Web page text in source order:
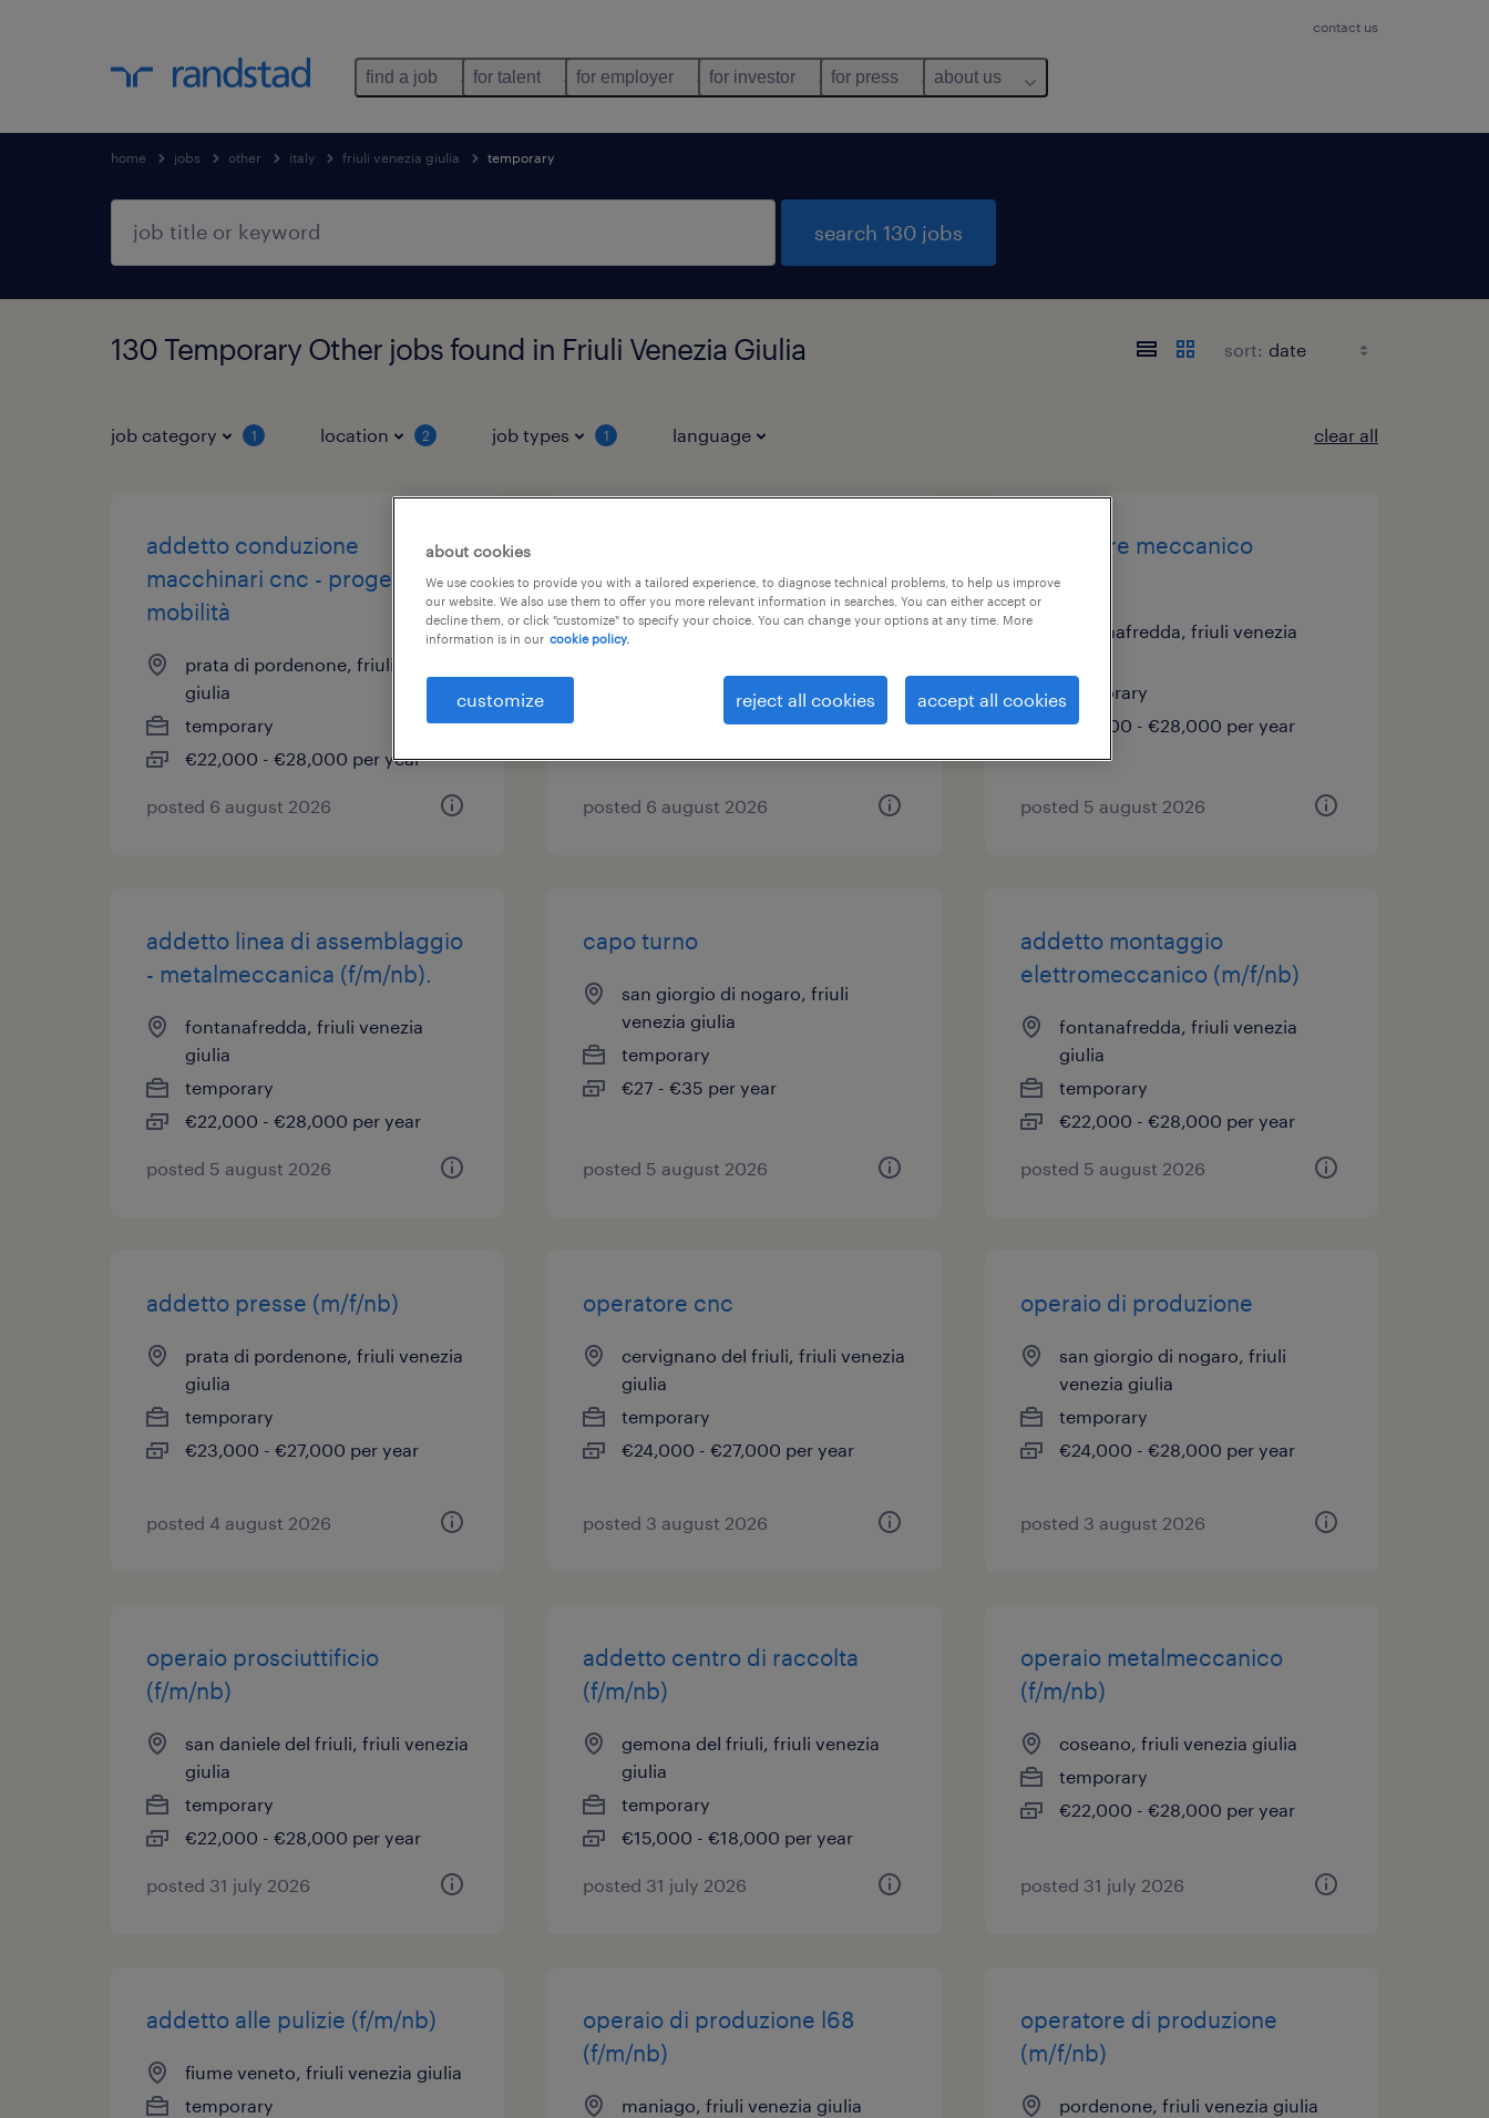
contact us
find a job for talent for employer for investor for press about us
home jobs other italy friuli venezia giulia temporary
search 130 jobs
130 Temporary Other jobs found in Friuli Venezia Giulia sort:
job category 1 location 2 job types 1 language clear all
addetto conduzione
macchinari cnc - progetto
mobilità
prata di pordenone, friuli venezia
giulia
temporary
€22,000 - €28,000 per year
posted 6 august 2026
confezionamento (f/m/nb)
san daniele del friuli, friuli venezia
€22,000 - €28,000 per year
posted 6 august 2026
montatore meccanico
(f/m/nb)
fontanafredda, friuli venezia
temporary
€22,000 - €28,000 per year
posted 5 august 2026
addetto linea di assemblaggio
- metalmeccanica (f/m/nb).
fontanafredda, friuli venezia
giulia
temporary
€22,000 - €28,000 per year
posted 5 august 2026
capo turno
san giorgio di nogaro, friuli
venezia giulia
temporary
€27 - €35 per year
posted 5 august 2026
addetto montaggio
elettromeccanico (m/f/nb)
fontanafredda, friuli venezia
giulia
temporary
€22,000 - €28,000 per year
posted 5 august 2026
addetto presse (m/f/nb)
prata di pordenone, friuli venezia
giulia
temporary
€23,000 - €27,000 per year
posted 4 august 2026
operatore cnc
cervignano del friuli, friuli venezia
giulia
temporary
€24,000 - €27,000 per year
posted 3 august 2026
operaio di produzione
san giorgio di nogaro, friuli
venezia giulia
temporary
€24,000 - €28,000 per year
posted 3 august 2026
operaio prosciuttificio
(f/m/nb)
san daniele del friuli, friuli venezia
giulia
temporary
€22,000 - €28,000 per year
posted 31 july 2026
addetto centro di raccolta
(f/m/nb)
gemona del friuli, friuli venezia
giulia
temporary
€15,000 - €18,000 per year
posted 31 july 2026
operaio metalmeccanico
(f/m/nb)
coseano, friuli venezia giulia
temporary
€22,000 - €28,000 per year
posted 31 july 2026
addetto alle pulizie (f/m/nb)
fiume veneto, friuli venezia giulia
temporary
operaio di produzione l68
(f/m/nb)
maniago, friuli venezia giulia
operatore di produzione
(m/f/nb)
pordenone, friuli venezia giulia
about cookies
We use cookies to provide you with a tailored experience, to diagnose technical problems, to help us improve
our website. We also use them to offer you more relevant information in searches. You can either accept or
decline them, or click "customize" to specify your choice. You can change your options at any time. More
information is in our cookie policy.
customize reject all cookies accept all cookies